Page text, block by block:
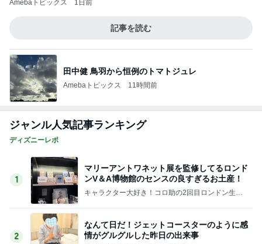
Amebaトピックス 1日前
記事を読む
田中健 鳥羽から恒例のトマトジュレ
Amebaトピックス 11時間前
ジャンル人気記事ランキング
ディズニーレポ
1
マリーアントワネット展を監修してるロンド
ンV＆A博物館のセンスの良すぎるお土産！
キャラクター大好き！コロ助の2回目ロンドン生活
2
なんて日だ！ジェットコースターのように感
情がグルグルした昨日の出来事